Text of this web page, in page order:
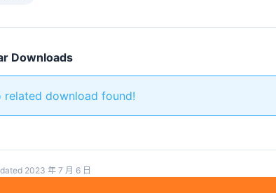
Downloads
related download found!
2023 年 7 月 6 日